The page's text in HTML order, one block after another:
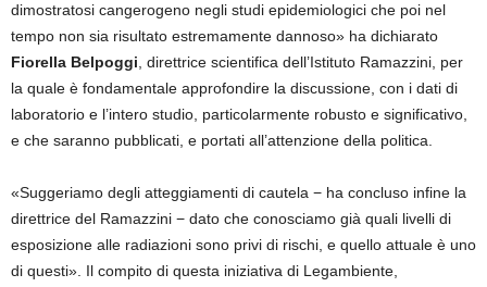
dimostratosi cangerogeno negli studi epidemiologici che poi nel
tempo non sia risultato estremamente dannoso» ha dichiarato
Fiorella Belpoggi, direttrice scientifica dell’Istituto Ramazzini, per
la quale è fondamentale approfondire la discussione, con i dati di
laboratorio e l’intero studio, particolarmente robusto e significativo,
e che saranno pubblicati, e portati all’attenzione della politica.
«Suggeriamo degli atteggiamenti di cautela − ha concluso infine la
direttrice del Ramazzini − dato che conosciamo già quali livelli di
esposizione alle radiazioni sono privi di rischi, e quello attuale è uno
di questi». Il compito di questa iniziativa di Legambiente,